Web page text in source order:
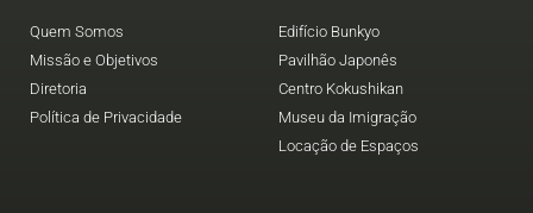
Quem Somos
Missão e Objetivos
Diretoria
Política de Privacidade
Edifício Bunkyo
Pavilhão Japonês
Centro Kokushikan
Museu da Imigração
Locação de Espaços